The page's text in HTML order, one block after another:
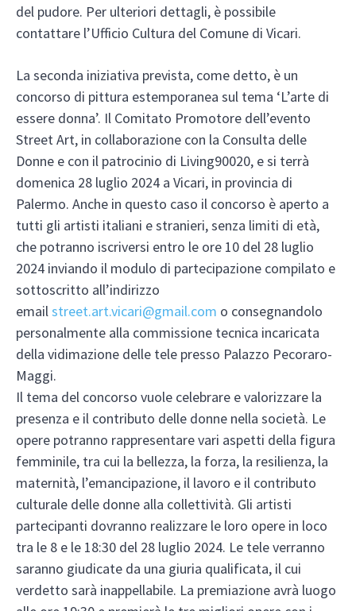
del pudore. Per ulteriori dettagli, è possibile
contattare l’Ufficio Cultura del Comune di Vicari.
La seconda iniziativa prevista, come detto, è un
concorso di pittura estemporanea sul tema ‘L’arte di
essere donna’. Il Comitato Promotore dell’evento
Street Art, in collaborazione con la Consulta delle
Donne e con il patrocinio di Living90020, e si terrà
domenica 28 luglio 2024 a Vicari, in provincia di
Palermo. Anche in questo caso il concorso è aperto a
tutti gli artisti italiani e stranieri, senza limiti di età,
che potranno iscriversi entro le ore 10 del 28 luglio
2024 inviando il modulo di partecipazione compilato e
sottoscritto all’indirizzo
email street.art.vicari@gmail.com o consegnandolo
personalmente alla commissione tecnica incaricata
della vidimazione delle tele presso Palazzo Pecoraro-
Maggi.
Il tema del concorso vuole celebrare e valorizzare la
presenza e il contributo delle donne nella società. Le
opere potranno rappresentare vari aspetti della figura
femminile, tra cui la bellezza, la forza, la resilienza, la
maternità, l’emancipazione, il lavoro e il contributo
culturale delle donne alla collettività. Gli artisti
partecipanti dovranno realizzare le loro opere in loco
tra le 8 e le 18:30 del 28 luglio 2024. Le tele verranno
saranno giudicate da una giuria qualificata, il cui
verdetto sarà inappellabile. La premiazione avrà luogo